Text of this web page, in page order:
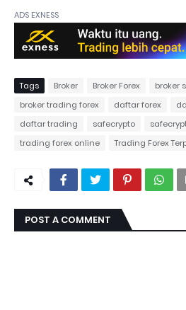
ADS EXNESS
Tags Broker Broker Forex
broker
broker trading forex
daftar forex
daftar trading
safecrypto
trading forex online
Trading Forex
POST A COMMENT